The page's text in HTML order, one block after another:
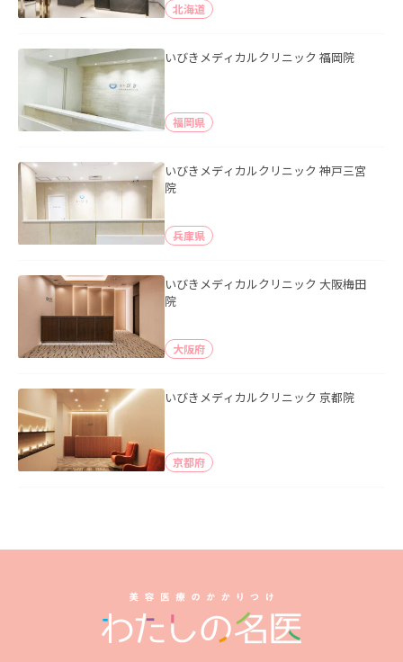
北海道
いびきメディカルクリニック 福岡院
福岡県
いびきメディカルクリニック 神戸三宮
院
兵庫県
いびきメディカルクリニック 大阪梅田
院
大阪府
いびきメディカルクリニック 京都院
京都府